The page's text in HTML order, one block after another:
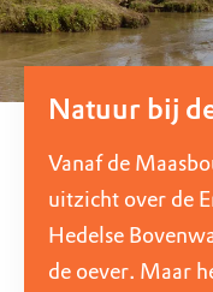
Natuur bij
Vanaf de
uitzicht over de
Hedelse
de oever. Maar